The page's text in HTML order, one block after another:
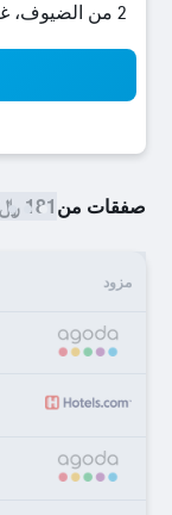
2 من الضيوف، غرفة واحدة
صفقات من181 ﷼
مزود